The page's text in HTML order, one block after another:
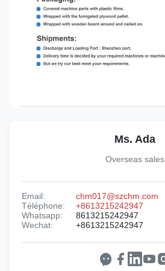
Ms. Ada
Overseas sales
Email:
chm017@szchm.com
Téléphone:
+8613215242947
Whatsapp:
8613215242947
Wechat:
+8613215242947